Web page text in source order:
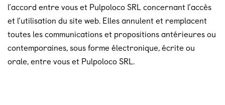
l’accord entre vous et Pulpoloco SRL concernant l’accès
et l’utilisation du site web. Elles annulent et remplacent
toutes les communications et propositions antérieures ou
contemporaines, sous forme électronique, écrite ou
orale, entre vous et Pulpoloco SRL.